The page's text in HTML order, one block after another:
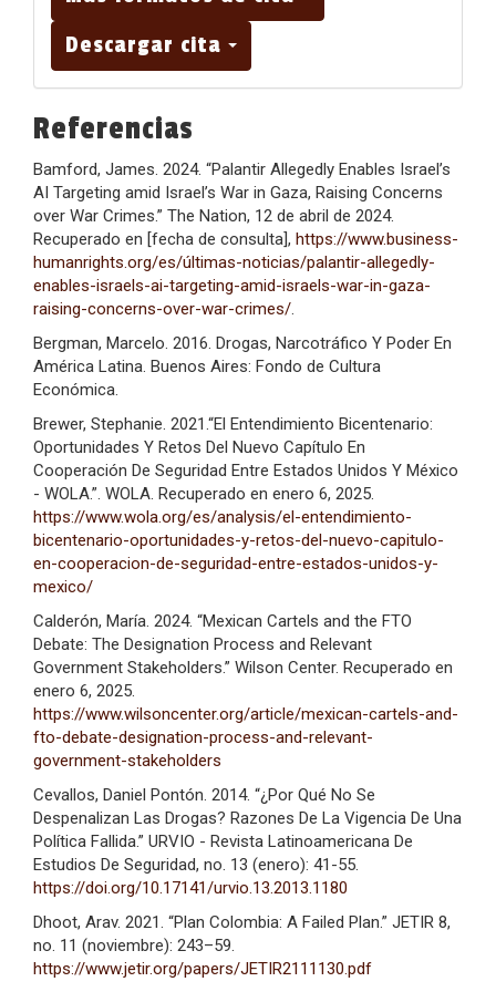
Descargar cita
Referencias
Bamford, James. 2024. “Palantir Allegedly Enables Israel’s
AI Targeting amid Israel’s War in Gaza, Raising Concerns
over War Crimes.” The Nation, 12 de abril de 2024.
Recuperado en [fecha de consulta], https://www.business-
humanrights.org/es/últimas-noticias/palantir-allegedly-
enables-israels-ai-targeting-amid-israels-war-in-gaza-
raising-concerns-over-war-crimes/.
Bergman, Marcelo. 2016. Drogas, Narcotráfico Y Poder En
América Latina. Buenos Aires: Fondo de Cultura
Económica.
Brewer, Stephanie. 2021.“El Entendimiento Bicentenario:
Oportunidades Y Retos Del Nuevo Capítulo En
Cooperación De Seguridad Entre Estados Unidos Y México
- WOLA.”. WOLA. Recuperado en enero 6, 2025.
https://www.wola.org/es/analysis/el-entendimiento-
bicentenario-oportunidades-y-retos-del-nuevo-capitulo-
en-cooperacion-de-seguridad-entre-estados-unidos-y-
mexico/
Calderón, María. 2024. “Mexican Cartels and the FTO
Debate: The Designation Process and Relevant
Government Stakeholders.” Wilson Center. Recuperado en
enero 6, 2025.
https://www.wilsoncenter.org/article/mexican-cartels-and-
fto-debate-designation-process-and-relevant-
government-stakeholders
Cevallos, Daniel Pontón. 2014. “¿Por Qué No Se
Despenalizan Las Drogas? Razones De La Vigencia De Una
Política Fallida.” URVIO - Revista Latinoamericana De
Estudios De Seguridad, no. 13 (enero): 41-55.
https://doi.org/10.17141/urvio.13.2013.1180
Dhoot, Arav. 2021. “Plan Colombia: A Failed Plan.” JETIR 8,
no. 11 (noviembre): 243–59.
https://www.jetir.org/papers/JETIR2111130.pdf